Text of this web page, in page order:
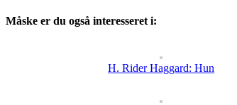
Måske er du også interesseret i:
H. Rider Haggard: Hun